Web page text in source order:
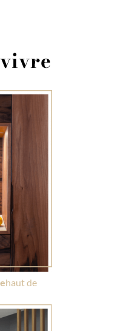
haut de